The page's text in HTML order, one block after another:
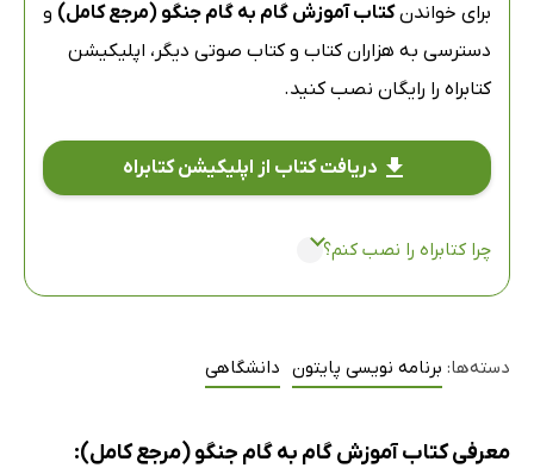
برای خواندنکتاب آموزش گام به گام جنگو (مرجع کامل) و
دسترسی به هزاران کتاب و کتاب صوتی دیگر، اپلیکیشن
کتابراه را رایگان نصب کنید.
دریافت کتاب از اپلیکیشن کتابراه
چرا کتابراه را نصب کنم؟
دسته‌ها: برنامه نویسی پایتون دانشگاهی
معرفی کتاب آموزش گام به گام جنگو (مرجع کامل):